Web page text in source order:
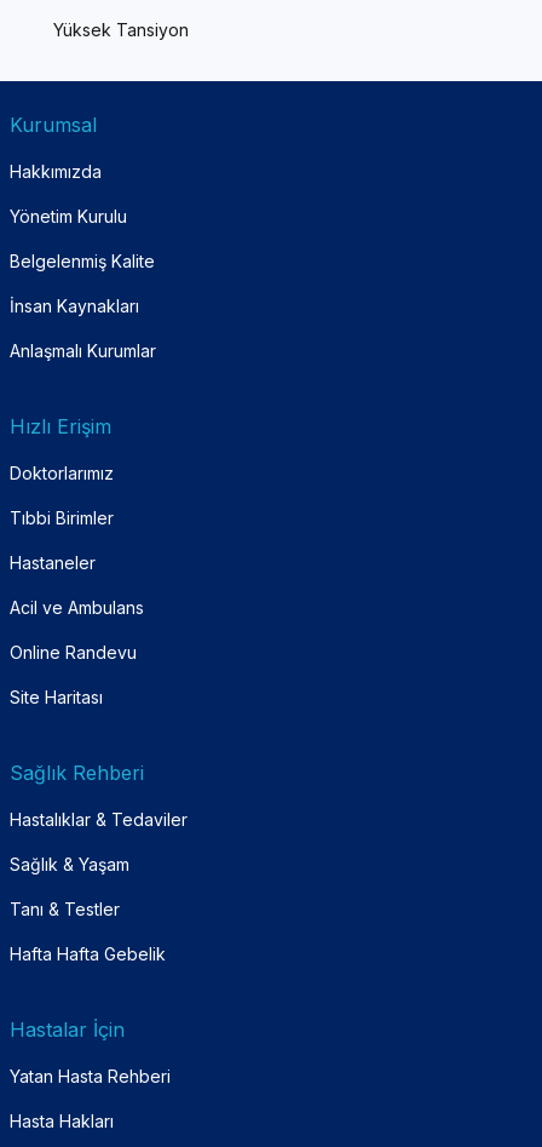
Yüksek Tansiyon
Kurumsal
Hakkımızda
Yönetim Kurulu
Belgelenmiş Kalite
İnsan Kaynakları
Anlaşmalı Kurumlar
Hızlı Erişim
Doktorlarımız
Tıbbi Birimler
Hastaneler
Acil ve Ambulans
Online Randevu
Site Haritası
Sağlık Rehberi
Hastalıklar & Tedaviler
Sağlık & Yaşam
Tanı & Testler
Hafta Hafta Gebelik
Hastalar İçin
Yatan Hasta Rehberi
Hasta Hakları